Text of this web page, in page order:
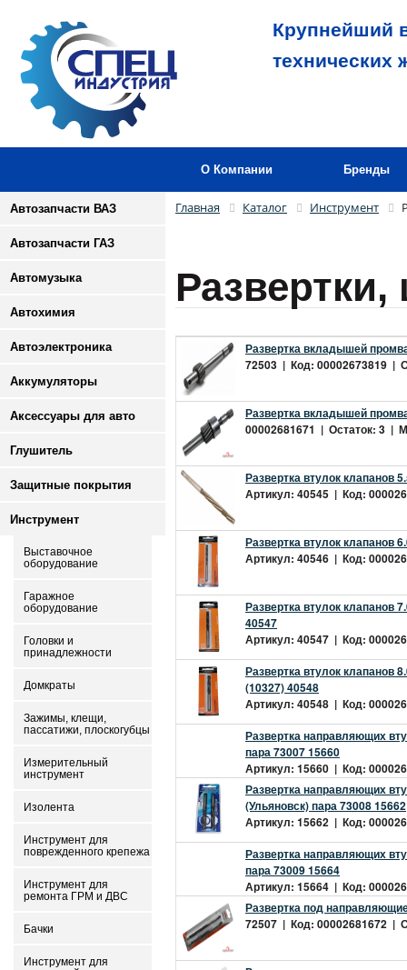
Крупнейший
технических
О Компании Бренды
Автозапчасти ВАЗ
Автозапчасти ГАЗ
Автомузыка
Автохимия
Автоэлектроника
Аккумуляторы
Аксессуары для авто
Глушитель
Защитные покрытия
Инструмент
Выставочное
оборудование
Гаражное
оборудование
Головки и
принадлежности
Домкраты
Зажимы, клещи,
пассатижи, плоскогубцы
Измерительный
инструмент
Изолента
Инструмент для
поврежденного крепежа
Инструмент для
ремонта ГРМ и ДВС
Бачки
Инструмент для
Главная Каталог Инструмент
Развертка вкладышей
72503 | Код: 00002673819 |
Развертка вкладышей
00002681671 | Остаток: 3 |
Развертка втулок клапанов
Артикул: 40545 | Код:
Развертка втулок клапанов
Артикул: 40546 | Код:
Развертка втулок клапанов
40547
Артикул: 40547 | Код:
Развертка втулок клапанов
(10327) 40548
Артикул: 40548 | Код:
Развертка направляющих
пара 73007 15660
Артикул: 15660 | Код:
Развертка направляющих
(Ульяновск) пара 73008 15662
Артикул: 15662 | Код:
Развертка направляющих
пара 73009 15664
Артикул: 15664 | Код:
Развертка под
72507 | Код: 00002681672 |